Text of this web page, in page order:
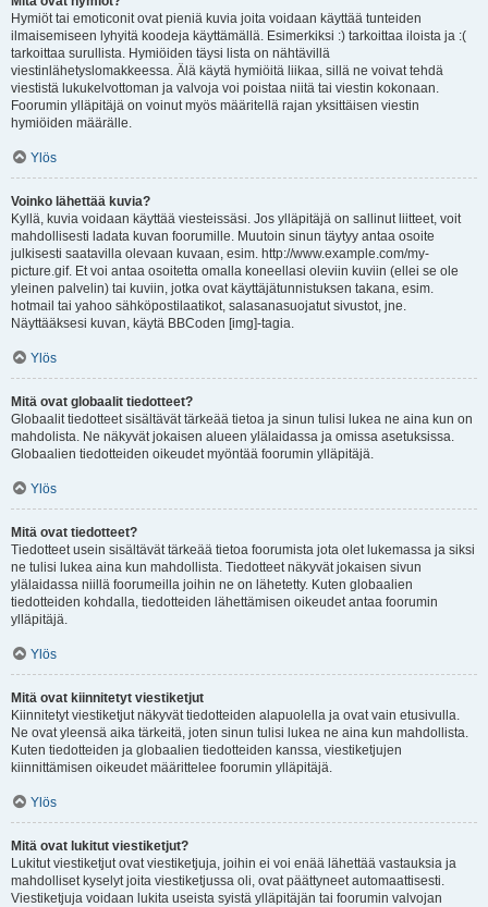
Hymiöt tai emoticonit ovat pieniä kuvia joita voidaan käyttää tunteiden
ilmaisemiseen lyhyitä koodeja käyttämällä. Esimerkiksi :) tarkoittaa iloista ja :(
tarkoittaa surullista. Hymiöiden täysi lista on nähtävillä
viestinlähetyslomakkeessa. Älä käytä hymiöitä liikaa, sillä ne voivat tehdä
viestistä lukukelvottoman ja valvoja voi poistaa niitä tai viestin kokonaan.
Foorumin ylläpitäjä on voinut myös määritellä rajan yksittäisen viestin
hymiöiden määrälle.
Ylös
Voinko lähettää kuvia?
Kyllä, kuvia voidaan käyttää viesteissäsi. Jos ylläpitäjä on sallinut liitteet, voit
mahdollisesti ladata kuvan foorumille. Muutoin sinun täytyy antaa osoite
julkisesti saatavilla olevaan kuvaan, esim. http://www.example.com/my-
picture.gif. Et voi antaa osoitetta omalla koneellasi oleviin kuviin (ellei se ole
yleinen palvelin) tai kuviin, jotka ovat käyttäjätunnistuksen takana, esim.
hotmail tai yahoo sähköpostilaatikot, salasanasuojatut sivustot, jne.
Näyttääksesi kuvan, käytä BBCoden [img]-tagia.
Ylös
Mitä ovat globaalit tiedotteet?
Globaalit tiedotteet sisältävät tärkeää tietoa ja sinun tulisi lukea ne aina kun on
mahdolista. Ne näkyvät jokaisen alueen ylälaidassa ja omissa asetuksissa.
Globaalien tiedotteiden oikeudet myöntää foorumin ylläpitäjä.
Ylös
Mitä ovat tiedotteet?
Tiedotteet usein sisältävät tärkeää tietoa foorumista jota olet lukemassa ja siksi
ne tulisi lukea aina kun mahdollista. Tiedotteet näkyvät jokaisen sivun
ylälaidassa niillä foorumeilla joihin ne on lähetetty. Kuten globaalien
tiedotteiden kohdalla, tiedotteiden lähettämisen oikeudet antaa foorumin
ylläpitäjä.
Ylös
Mitä ovat kiinnitetyt viestiketjut
Kiinnitetyt viestiketjut näkyvät tiedotteiden alapuolella ja ovat vain etusivulla.
Ne ovat yleensä aika tärkeitä, joten sinun tulisi lukea ne aina kun mahdollista.
Kuten tiedotteiden ja globaalien tiedotteiden kanssa, viestiketjujen
kiinnittämisen oikeudet määrittelee foorumin ylläpitäjä.
Ylös
Mitä ovat lukitut viestiketjut?
Lukitut viestiketjut ovat viestiketjuja, joihin ei voi enää lähettää vastauksia ja
mahdolliset kyselyt joita viestiketjussa oli, ovat päättyneet automaattisesti.
Viestiketjuja voidaan lukita useista syistä ylläpitäjän tai foorumin valvojan